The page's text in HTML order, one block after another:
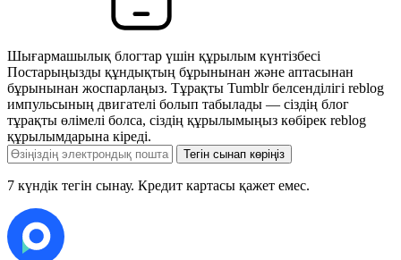
Шығармашылық блогтар үшін құрылым күнтізбесі
Постарыңызды құндықтың бұрынынан және аптасынан
бұрынынан жоспарлаңыз. Тұрақты Tumblr белсенділігі reblog
импульсының двигателі болып табылады — сіздің блог
тұрақты өлімелі болса, сіздің құрылымыңыз көбірек reblog
құрылымдарына кіреді.
Тегін сынап көріңіз
7 күндік тегін сынау. Кредит картасы қажет емес.